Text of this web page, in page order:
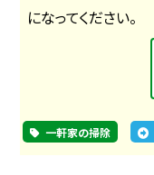
になってください。
一軒家の掃除